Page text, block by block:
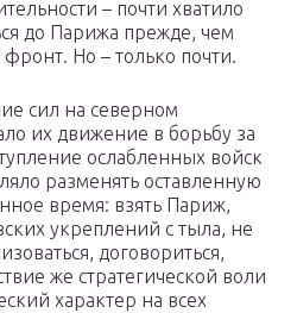
– почти хватило
до Парижа прежде, чем
Но – только почти.
сил на северном
их движение в борьбу за
ослабленных войск
разменять оставленную
время: взять Париж,
укреплений с тыла, не
договориться,
же стратегической воли
характер на всех